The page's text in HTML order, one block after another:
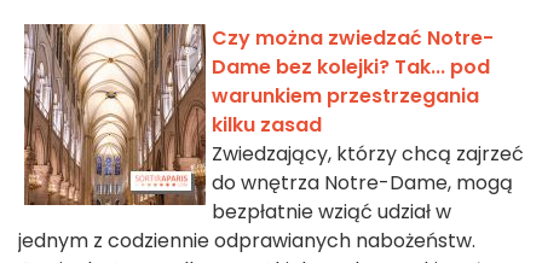
Czy można zwiedzać Notre-
Dame bez kolejki? Tak... pod
warunkiem przestrzegania
kilku zasad
Zwiedzający, którzy chcą zajrzeć
do wnętrza Notre-Dame, mogą
bezpłatnie wziąć udział w
jednym z codziennie odprawianych nabożeństw.